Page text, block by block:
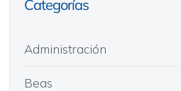
Categorías
Administración
Beas